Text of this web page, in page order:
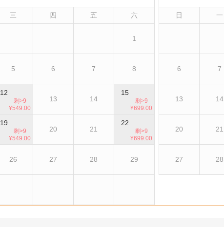
三 四 五 六
1
5 6 7 8
12
剩>9
¥549.00
13 14
15
剩>9
¥699.00
19
剩>9
¥549.00
20 21
22
剩>9
¥699.00
26 27 28 29
日 一
6 7
13 14
20 21
27 28